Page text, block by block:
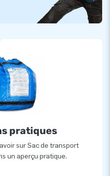
pratiques
sur Sac de transport
un aperçu pratique.